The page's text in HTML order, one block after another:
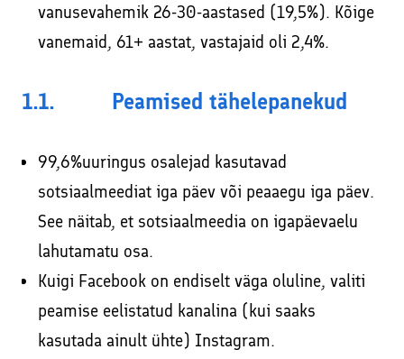
vanusevahemik 26-30-aastased (19,5%). Kõige
vanemaid, 61+ aastat, vastajaid oli 2,4%.
1.1. Peamised tähelepanekud
99,6%uuringus osalejad kasutavad
sotsiaalmeediat iga päev või peaaegu iga päev.
See näitab, et sotsiaalmeedia on igapäevaelu
lahutamatu osa.
Kuigi Facebook on endiselt väga oluline, valiti
peamise eelistatud kanalina (kui saaks
kasutada ainult ühte) Instagram.